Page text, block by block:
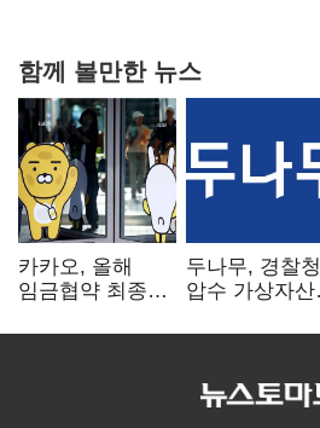
함께 볼만한 뉴스
카카오, 올해
임금협약 최종
인상·격려금
두나무, 경찰청
압수 가상자산
커스터디 사업